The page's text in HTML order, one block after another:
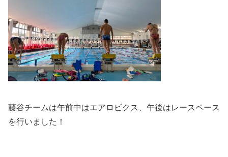
藤谷チームは午前中はエアロビクス、午後はレースペース
を行いました！